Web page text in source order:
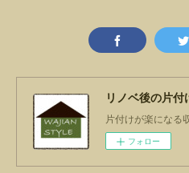
リノベ後の片
片付けが楽になる
フォロー